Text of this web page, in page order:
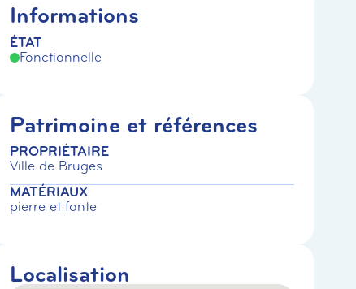
Informations
ÉTAT
Fonctionnelle
Patrimoine et références
PROPRIÉTAIRE
Ville de Bruges
MATÉRIAUX
pierre et fonte
Localisation